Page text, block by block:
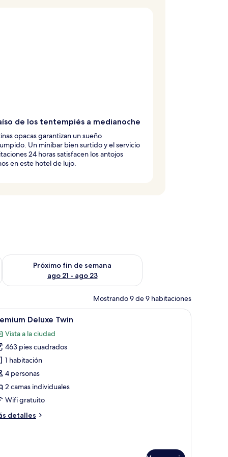
de los tentempiés a medianoche
opacas garantizan un sueño
Un minibar bien surtido y el servicio
24 horas satisfacen los antojos
en este hotel de lujo.
semana ago 14 - ago 16
Próximo fin de semana
ago 21 - ago 23
Consulta la disponibilidad para el próximo fin de semana
Mostrando 9 de 9 habitaciones
grande, cabecera con iluminación integrada y alfombra estampada.
Habitación de hotel con dos camas, un
6 Deluxe Twin
Vista a la ciudad
463 pies cuadrados
1 habitación
4 personas
2 camas individuales
Wifi gratuito
detalles